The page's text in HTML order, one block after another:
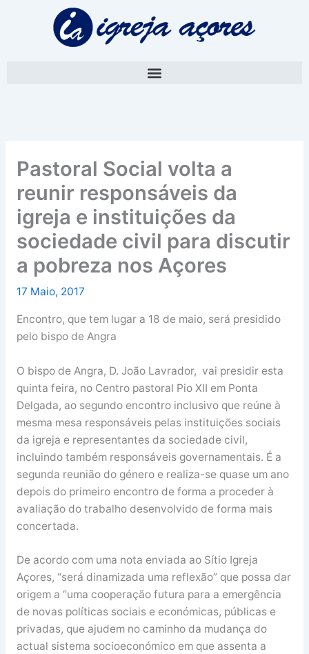
Pastoral Social volta a
reunir responsáveis da
igreja e instituições da
sociedade civil para discutir
a pobreza nos Açores
17 Maio, 2017
Encontro, que tem lugar a 18 de maio, será presidido
pelo bispo de Angra
O bispo de Angra, D. João Lavrador, vai presidir esta
quinta feira, no Centro pastoral Pio XII em Ponta
Delgada, ao segundo encontro inclusivo que reúne à
mesma mesa responsáveis pelas instituições sociais
da igreja e representantes da sociedade civil,
incluindo também responsáveis governamentais. É a
segunda reunião do género e realiza-se quase um ano
depois do primeiro encontro de forma a proceder à
avaliação do trabalho desenvolvido de forma mais
concertada.
De acordo com uma nota enviada ao Sítio Igreja
Açores, “será dinamizada uma reflexão” que possa dar
origem a “uma cooperação futura para a emergência
de novas políticas sociais e económicas, públicas e
privadas, que ajudem no caminho da mudança do
actual sistema socioeconómico em que assenta a